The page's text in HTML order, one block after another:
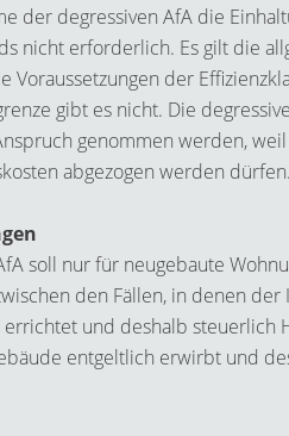
der degressiven AfA die
nicht erforderlich. Es gilt die
Voraussetzungen der
gibt es nicht. Die
genommen werden,
abgezogen werden dürfen.
soll nur für neugebaute
den Fällen, in denen der
und deshalb steuerlich
entgeltlich erwirbt und